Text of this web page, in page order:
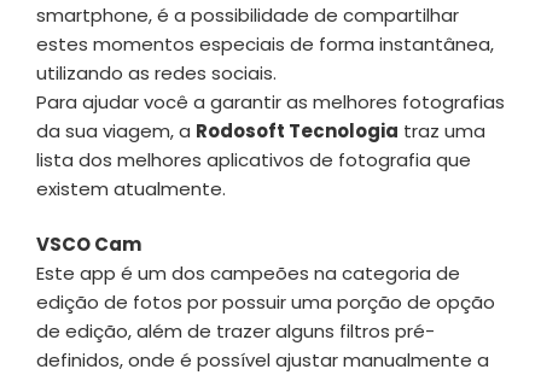
smartphone, é a possibilidade de compartilhar
estes momentos especiais de forma instantânea,
utilizando as redes sociais.
Para ajudar você a garantir as melhores fotografias
da sua viagem, a Rodosoft Tecnologia traz uma
lista dos melhores aplicativos de fotografia que
existem atualmente.
VSCO Cam
Este app é um dos campeões na categoria de
edição de fotos por possuir uma porção de opção
de edição, além de trazer alguns filtros pré-
definidos, onde é possível ajustar manualmente a